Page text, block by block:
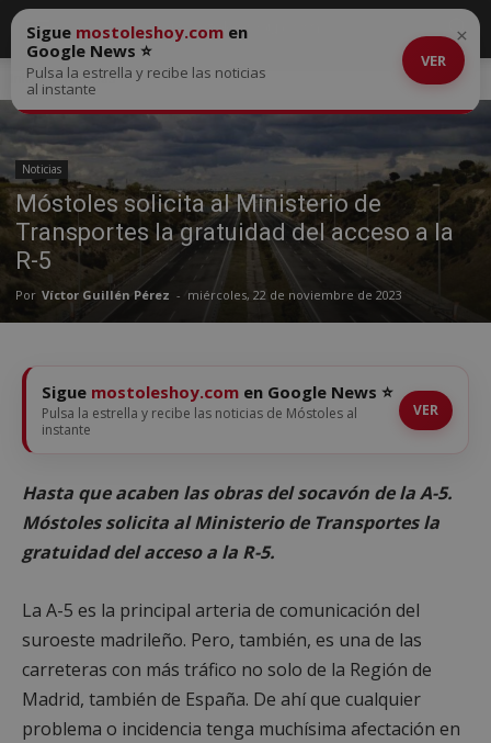
Inicio Noticias
Noticias
Móstoles solicita al Ministerio de
Transportes la gratuidad del acceso a la
R-5
Por Víctor Guillén Pérez - miércoles, 22 de noviembre de 2023
Sigue mostoleshoy.com en
Google News ⭐
Pulsa la estrella y recibe las noticias
al instante
VER
×
Sigue mostoleshoy.com en Google News ⭐
Pulsa la estrella y recibe las noticias de Móstoles al
instante
VER
Hasta que acaben las obras del socavón de la A-5.
Móstoles solicita al Ministerio de Transportes la
gratuidad del acceso a la R-5.
La A-5 es la principal arteria de comunicación del
suroeste madrileño. Pero, también, es una de las
carreteras con más tráfico no solo de la Región de
Madrid, también de España. De ahí que cualquier
problema o incidencia tenga muchísima afectación en